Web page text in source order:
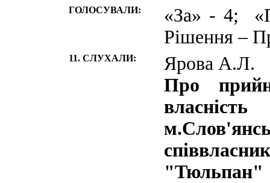
ГОЛОСУВАЛИ:
«За» - 4;
Рішення –
11. СЛУХАЛИ:
Ярова А.Л.
Про
"Тюльпан"